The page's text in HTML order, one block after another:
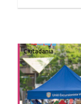
Ciutadania